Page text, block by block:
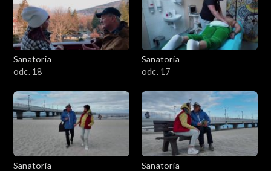
Sanatoria
odc. 18
Sanatoria
odc. 17
Sanatoria
Sanatoria